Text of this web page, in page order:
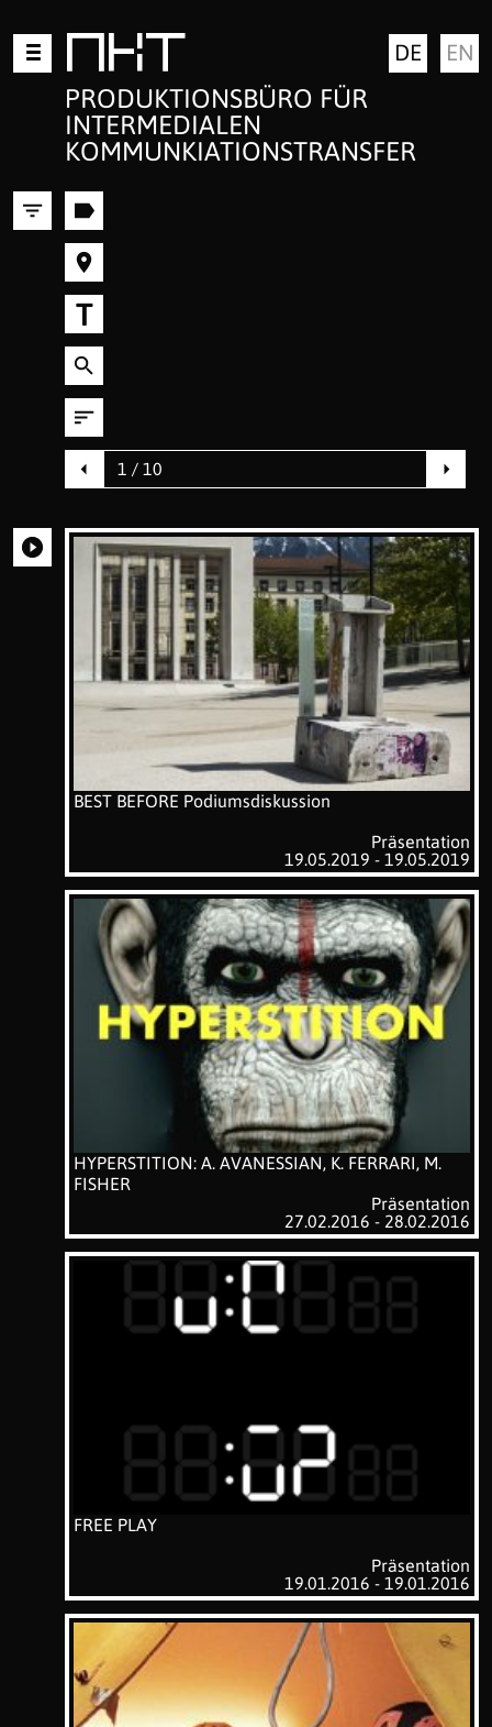
Zum
Inhalt
springenMKT
PRODUKTIONSBÜRO FÜR
INTERMEDIALEN
KOMMUNKIATIONSTRANSFER
DE EN
T
1 / 10
BEST BEFORE Podiumsdiskussion
Präsentation
19.05.2019 - 19.05.2019
HYPERSTITION: A. AVANESSIAN, K. FERRARI, M.
FISHER
Präsentation
27.02.2016 - 28.02.2016
FREE PLAY
Präsentation
19.01.2016 - 19.01.2016